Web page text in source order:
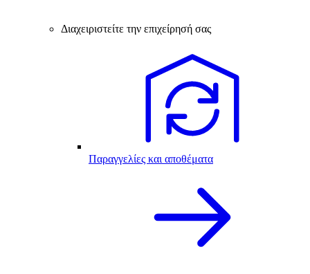
Διαχειριστείτε την επιχείρησή σας
Παραγγελίες και αποθέματα